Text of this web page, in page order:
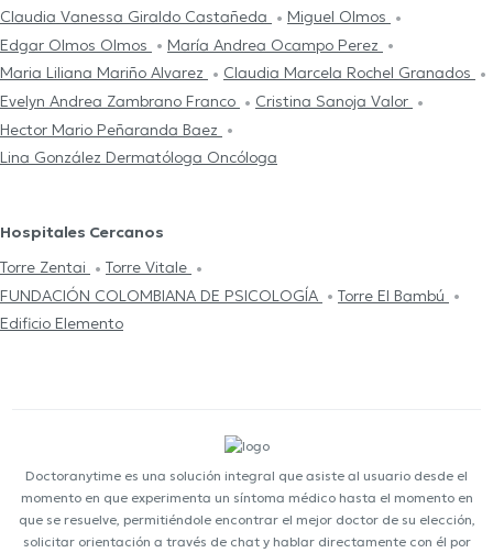
Claudia Vanessa Giraldo Castañeda
Miguel Olmos
Edgar Olmos Olmos
María Andrea Ocampo Perez
Maria Liliana Mariño Alvarez
Claudia Marcela Rochel Granados
Evelyn Andrea Zambrano Franco
Cristina Sanoja Valor
Hector Mario Peñaranda Baez
Lina González Dermatóloga Oncóloga
Hospitales Cercanos
Torre Zentai
Torre Vitale
FUNDACIÓN COLOMBIANA DE PSICOLOGÍA
Torre El Bambú
Edificio Elemento
Doctoranytime es una solución integral que asiste al usuario desde el
momento en que experimenta un síntoma médico hasta el momento en
que se resuelve, permitiéndole encontrar el mejor doctor de su elección,
solicitar orientación a través de chat y hablar directamente con él por